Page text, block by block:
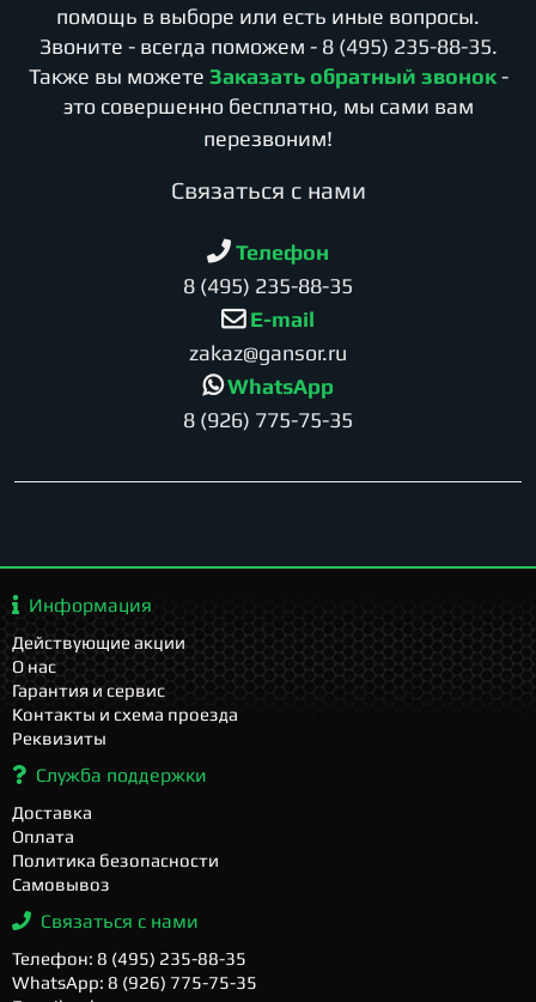
помощь в выборе или есть иные вопросы.
Звоните - всегда поможем - 8 (495) 235-88-35.
Также вы можете Заказать обратный звонок -
это совершенно бесплатно, мы сами вам
перезвоним!
Cвязаться с нами
Телефон
8 (495) 235-88-35
E-mail
zakaz@gansor.ru
WhatsApp
8 (926) 775-75-35
Информация
Действующие акции
О нас
Гарантия и сервис
Контакты и схема проезда
Реквизиты
Служба поддержки
Доставка
Оплата
Политика безопасности
Самовывоз
Связаться с нами
Телефон: 8 (495) 235-88-35
WhatsApp: 8 (926) 775-75-35